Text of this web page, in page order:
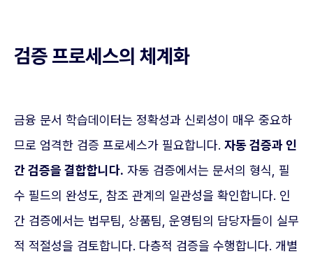
검증 프로세스의 체계화
금융 문서 학습데이터는 정확성과 신뢰성이 매우 중요하
므로 엄격한 검증 프로세스가 필요합니다. 자동 검증과 인
간 검증을 결합합니다. 자동 검증에서는 문서의 형식, 필
수 필드의 완성도, 참조 관계의 일관성을 확인합니다. 인
간 검증에서는 법무팀, 상품팀, 운영팀의 담당자들이 실무
적 적절성을 검토합니다. 다층적 검증을 수행합니다. 개별